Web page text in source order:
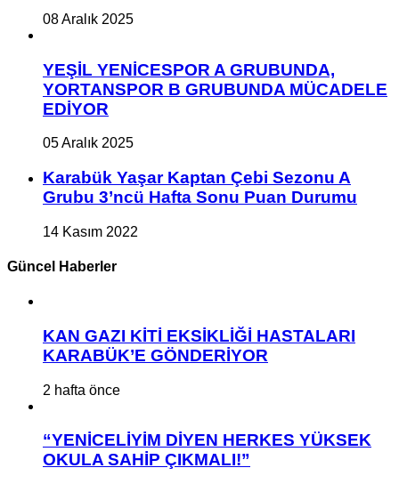
08 Aralık 2025
YEŞİL YENİCESPOR A GRUBUNDA,
YORTANSPOR B GRUBUNDA MÜCADELE
EDİYOR
05 Aralık 2025
Karabük Yaşar Kaptan Çebi Sezonu A
Grubu 3’ncü Hafta Sonu Puan Durumu
14 Kasım 2022
Güncel Haberler
KAN GAZI KİTİ EKSİKLİĞİ HASTALARI
KARABÜK’E GÖNDERİYOR
2 hafta önce
“YENİCELİYİM DİYEN HERKES YÜKSEK
OKULA SAHİP ÇIKMALI!”